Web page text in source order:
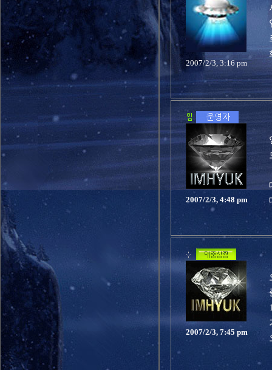
2007/2/3, 3:16 pm
2007/2/3, 4:48 pm
2007/2/3, 7:45 pm